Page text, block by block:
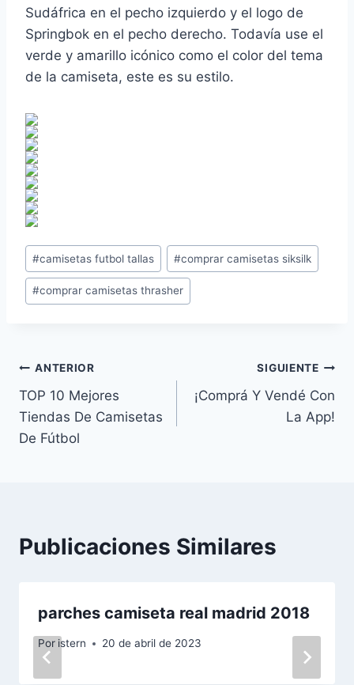
Sudáfrica en el pecho izquierdo y el logo de
Springbok en el pecho derecho. Todavía use el
verde y amarillo icónico como el color del tema
de la camiseta, este es su estilo.
Etiquetas
de
la
#camisetas futbol tallas #comprar camisetas siksilk
#comprar camisetas thrasher
Navegación
de
entradas
ANTERIOR
TOP 10 Mejores
Tiendas De Camisetas
De Fútbol
SIGUIENTE
¡Comprá Y Vendé Con
La App!
Publicaciones Similares
parches camiseta real madrid 2018
Por istern 20 de abril de 2023